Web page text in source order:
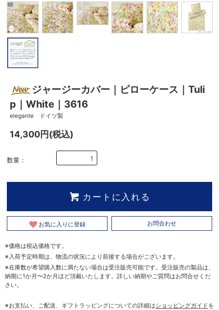
ジャージーカバー｜ピローケース｜Tuli
p｜White｜3616
elegante ドイツ製
14,300円(税込)
数量：
カートに入れる
お気に入りに登録 お問合わせ
※価格は税込価格です。
※入荷予定時期は、物流の状況により前後する場合がございます。
※在庫数が希望購入数に満たない場合は受注販売可能です。受注販売の製品は、
納期に1か月〜2か月ほど頂戴いたします。詳しい納期やご質問はお問合せくだ
さい。
※お支払い、ご配送、ギフトラッピングについての詳細はショッピングガイドを